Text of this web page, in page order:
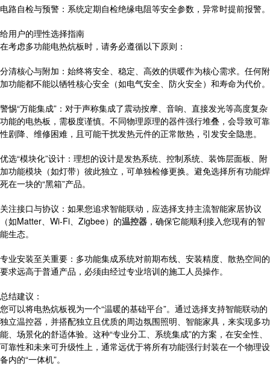
电路自检与预警：系统定期自检绝缘电阻等安全参数，异常时提前报警。
给用户的理性选择指南
在考虑多功能电热炕板时，请务必遵循以下原则：
分清核心与附加：始终将安全、稳定、高效的供暖作为核心需求。任何附
加功能都不能以牺牲核心安全（如电气安全、防火安全）和寿命为代价。
警惕“万能集成”：对于声称集成了震动按摩、音响、直接发光等高度复杂
功能的电热板，需极度谨慎。不同物理原理的器件强行堆叠，会导致可靠
性剧降、维修困难，且可能干扰发热元件的正常散热，引发安全隐患。
优选“模块化”设计：理想的设计是发热系统、控制系统、装饰层面板、附
加功能模块（如灯带）彼此独立，可单独检修更换。避免选择所有功能焊
死在一块的“黑箱”产品。
关注接口与协议：如果您追求智能联动，应选择支持主流智能家居协议
（如Matter、Wi-Fi、Zigbee）的温控器 ，确保它能顺利接入您现有的智
能生态。
专业安装至关重要：多功能集成系统对前期布线、安装精度、散热空间的
要求远高于普通产品，必须由经过专业培训的施工人员操作。
总结建议：
您可以将电热炕板视为一个“温暖的基础平台”。通过选择支持智能联动的
独立温控器，并搭配独立且优质的周边氛围照明、智能家具，来实现多功
能、场景化的舒适体验。这种“专业分工、系统集成”的方案，在安全性、
可靠性和未来可升级性上，通常远优于将所有功能强行封装在一个物理设
备内的“一体机”。